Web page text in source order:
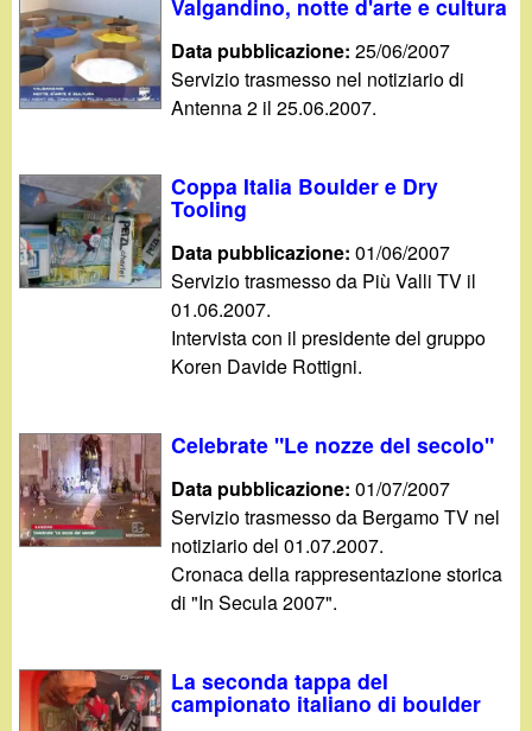
Valgandino, notte d'arte e cultura
Data pubblicazione:25/06/2007
Servizio trasmesso nel notiziario di
Antenna 2 il 25.06.2007.
Coppa Italia Boulder e Dry
Tooling
Data pubblicazione:01/06/2007
Servizio trasmesso da Più Valli TV il
01.06.2007.
Intervista con il presidente del gruppo
Koren Davide Rottigni.
Celebrate "Le nozze del secolo"
Data pubblicazione:01/07/2007
Servizio trasmesso da Bergamo TV nel
notiziario del 01.07.2007.
Cronaca della rappresentazione storica
di "In Secula 2007".
La seconda tappa del
campionato italiano di boulder